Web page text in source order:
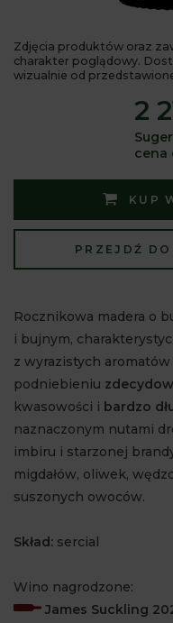
Zdjęcia produktów oraz
charakter poglądowy.
wizualnie od
2
cena
KUP
PRZEJDŹ
Rocznikowa madera o
i bujnym,
z wyrazistych
podniebieniu
kwasowości i bardzo
naznaczonym nutami
imbiru i starzonej
migdałów, oliwek,
suszonych owoców.
Skład: sercial
Wino nagrodzone:
James Suckling